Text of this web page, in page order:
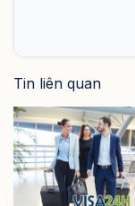
Tin liên quan